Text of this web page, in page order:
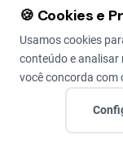
Seu
João, lá
do
interior
🍪 Cookies e
Usamos cookies
conteúdo e analisar
você concorda com